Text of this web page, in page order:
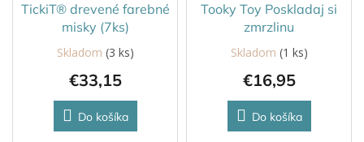
TickiT® drevené farebné
misky (7ks)
Skladom (3 ks)
€33,15
Do košíka
Tooky Toy Poskladaj si
zmrzlinu
Skladom (1 ks)
€16,95
Do košíka